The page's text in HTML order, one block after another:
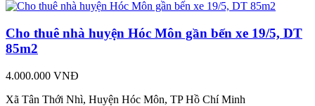
Cho thuê nhà huyện Hóc Môn gần bến xe 19/5, DT
85m2
4.000.000 VNĐ
Xã Tân Thới Nhì, Huyện Hóc Môn, TP Hồ Chí Minh